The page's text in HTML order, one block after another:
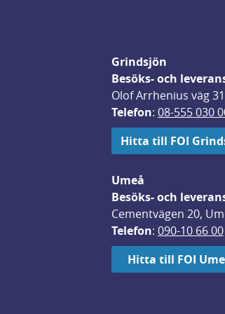
Grindsjön
Besöks- och
Olof Arrhenius väg
Telefon: 08-555 030
Hitta till FOI
Umeå
Besöks- och
Cementvägen 20,
Telefon: 090-10 66 00
Hitta till FOI